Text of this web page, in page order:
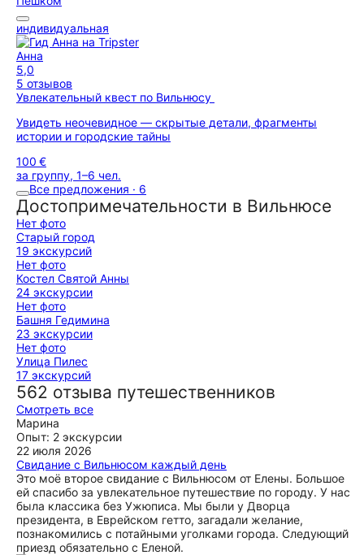
индивидуальная
Анна
5,0
5 отзывов
Увлекательный квест по Вильнюсу
Увидеть неочевидное — скрытые детали, фрагменты
истории и городские тайны
100 €
за группу, 1–6 чел.
Все предложения · 6
Достопримечательности в Вильнюсе
Нет фото
Старый город
19 экскурсий
Нет фото
Костел Святой Анны
24 экскурсии
Нет фото
Башня Гедимина
23 экскурсии
Нет фото
Улица Пилес
17 экскурсий
562 отзыва путешественников
Смотреть все
Марина
Опыт: 2 экскурсии
22 июля 2026
Свидание с Вильнюсом каждый день
Это моё второе свидание с Вильнюсом от Елены. Большое
ей спасибо за увлекательное путешествие по городу. У нас
была классика без Ужюписа. Мы были у Дворца
президента, в Еврейском гетто, загадали желание,
познакомились с потайными уголками города. Следующий
приезд обязательно с Еленой.